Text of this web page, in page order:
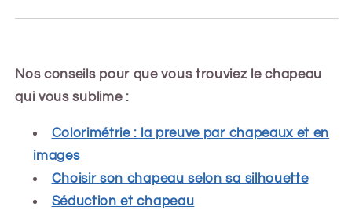
Nos conseils pour que vous trouviez le chapeau
qui vous sublime :
Colorimétrie : la preuve par chapeaux et en
images
Choisir son chapeau selon sa silhouette
Séduction et chapeau